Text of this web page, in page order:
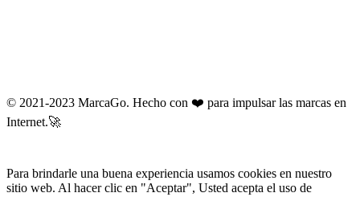
© 2021-2023 MarcaGo. Hecho con ❤️ para impulsar las marcas en
Internet.🚀
Para brindarle una buena experiencia usamos cookies en nuestro
sitio web. Al hacer clic en "Aceptar", Usted acepta el uso de